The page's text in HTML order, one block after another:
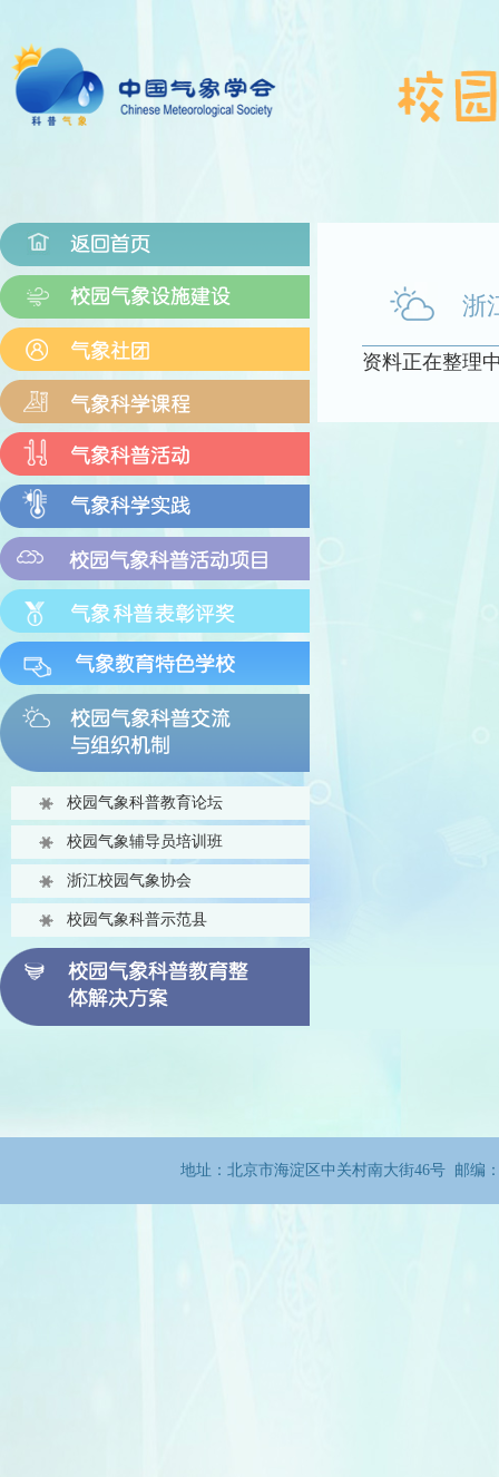
校园气象科普教育论坛
校园气象辅导员培训班
浙江校园气象协会
校园气象科普示范县
浙
资料正在整理
地址：北京市海淀区中关村南大街46号 邮编